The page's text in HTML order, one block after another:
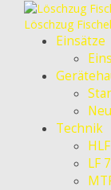
Löschzug
Einsätze
Technik
LF